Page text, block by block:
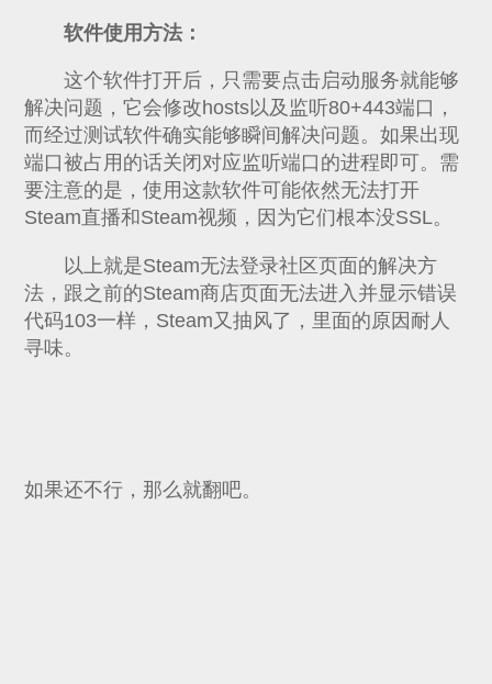
软件使用方法：
这个软件打开后，只需要点击启动服务就能够
解决问题，它会修改hosts以及监听80+443端口，
而经过测试软件确实能够瞬间解决问题。如果出现
端口被占用的话关闭对应监听端口的进程即可。需
要注意的是，使用这款软件可能依然无法打开
Steam直播和Steam视频，因为它们根本没SSL。
以上就是Steam无法登录社区页面的解决方
法，跟之前的Steam商店页面无法进入并显示错误
代码103一样，Steam又抽风了，里面的原因耐人
寻味。
如果还不行，那么就翻吧。